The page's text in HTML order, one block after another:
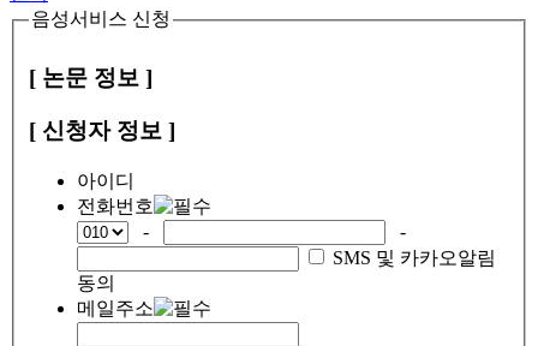
음성서비스 신청
[ 논문 정보 ]
[ 신청자 정보 ]
아이디
전화번호
-
-
SMS 및 카카오알림
동의
메일주소